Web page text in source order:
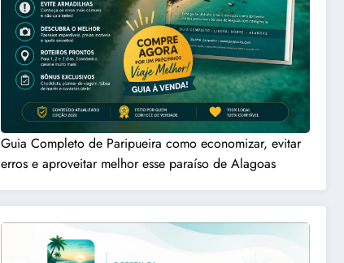
Guia Completo de Paripueira como economizar, evitar
erros e aproveitar melhor esse paraíso de Alagoas